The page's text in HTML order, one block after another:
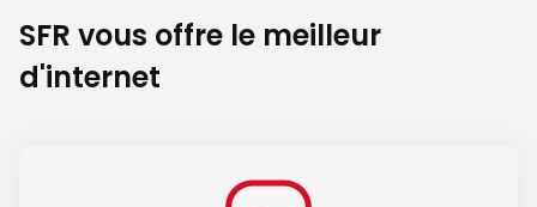
SFR vous offre le meilleur
d'internet